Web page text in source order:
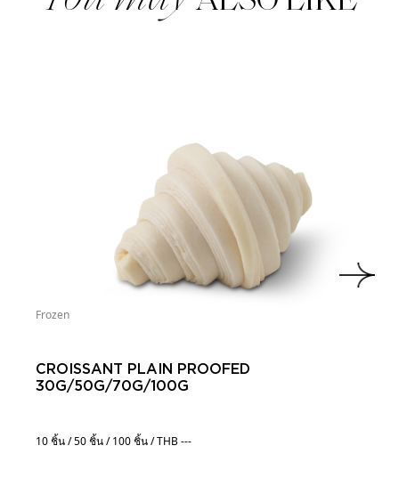
Frozen
CROISSANT PLAIN PROOFED
30G/50G/70G/100G
10 ชิ้น / 50 ชิ้น / 100 ชิ้น / THB ---